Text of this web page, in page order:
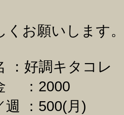
くお願いします
：好調キタコレ
：2000
週 ：500(月)